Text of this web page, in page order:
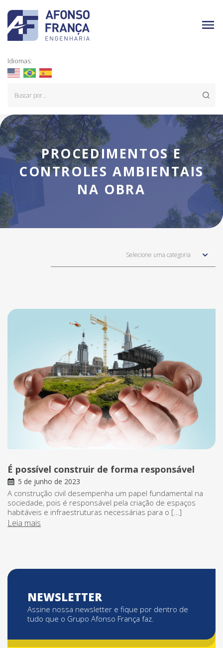
Idiomas:
PROCEDIMENTOS E
CONTROLES AMBIENTAIS
NA OBRA
Selecione uma categoria
É possível construir de forma responsável
5 de junho de 2023
A construção civil desempenha um papel fundamental na
sociedade, pois é responsável pela criação de espaços
habitáveis e infraestruturas necessárias para o […]
Leia mais
NEWSLETTER
Assine nossa newsletter e fique por dentro de
tudo que o Grupo Afonso França faz.